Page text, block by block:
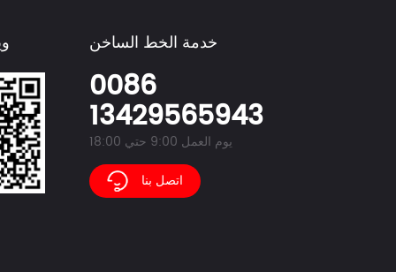
خدمة الخط الساخن
0086
13429565943
يوم العمل 9:00 حتي 18:00
اتصل بنا